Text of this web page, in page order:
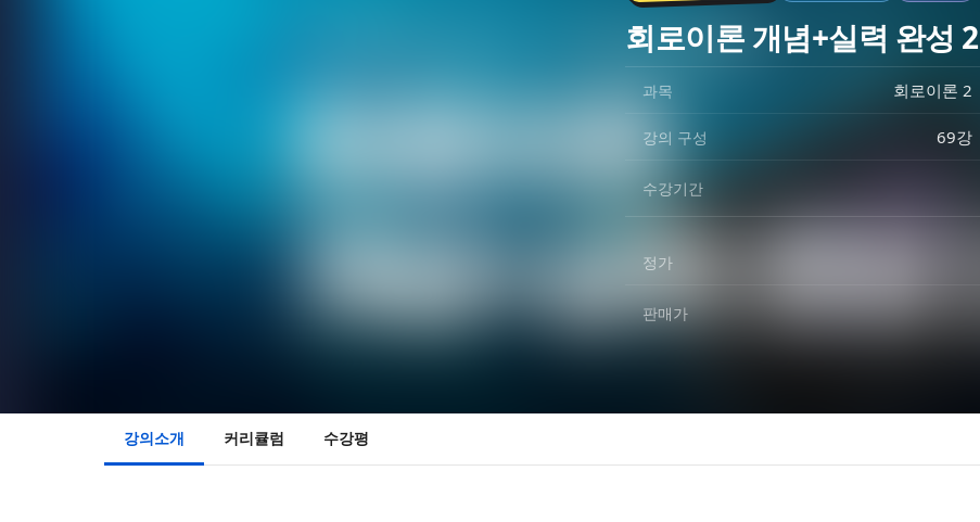
회로이론 개념+실력 완성 2
과목 회로이론 2
강의 구성 69강
수강기간
정가
판매가
강의소개 커리큘럼 수강평